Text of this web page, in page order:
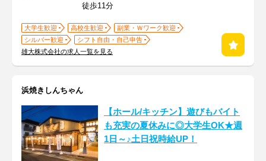
徒歩11分
大学生歓迎 高校生歓迎
副業・Ｗワーク歓迎
シルバー歓迎
シフト自由・自己申告
雄大株式会社の求人一覧を見る
浜焼きしんちゃん
【ホール/キッチン】遊びもバイト
も充実の夏休みに◎大学生OK★週
1日～♪土日祝時給UP！